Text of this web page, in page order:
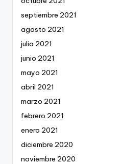
septiembre 2021
agosto 2021
julio 2021
junio 2021
mayo 2021
abril 2021
marzo 2021
febrero 2021
enero 2021
diciembre 2020
noviembre 2020